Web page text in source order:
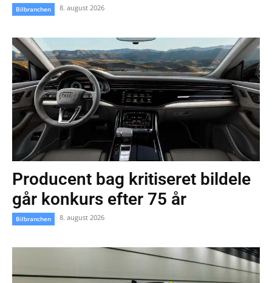
Bilbranchen 8. august 2026
Producent bag kritiseret bildele
går konkurs efter 75 år
Bilbranchen 8. august 2026